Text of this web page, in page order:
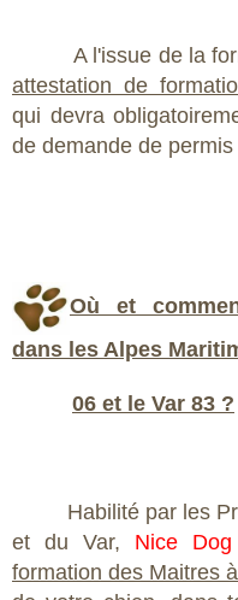
A l'issue de la
attestation de
qui devra
de demande de
Où et
dans les Alpes
06 et le Var 83 ?
Habilité par les
et du Var, Nice Dog
formation des Maitres